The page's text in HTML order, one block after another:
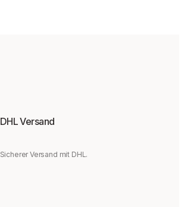
DHL Versand
Sicherer Versand mit DHL.